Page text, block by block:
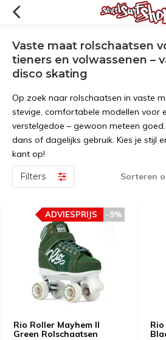
Vaste maat rolschaatsen
tieners en volwassenen –
disco skating
Op zoek naar rolschaatsen in vaste
stevige, comfortabele modellen voor
verstelgedoe – gewoon meteen
dans of dagelijks gebruik. Kies je stijl
kant op!
Filters Sorteren
Rio Roller Mayhem II
Green Rolschaatsen
-9%
ADVIESPRIJS